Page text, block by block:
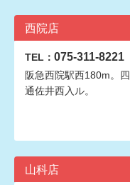
西院店
TEL： 075-311-8221
阪急西院駅西180m。
通佐井西入ル。
山科店